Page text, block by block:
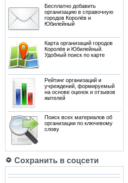
Бесплатно добавить
организацию в справочную
городов Королёв и
Юбилейный
Карта организаций городов
Королёв и Юбилейный.
Удобный поиск по карте
Рейтинг организаций и
учреждений, формируемый
на основе оценок и отзывов
жителей
Поиск всех материалов об
организации по ключевому
слову
Сохранить в соцсети